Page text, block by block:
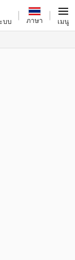
บบ ภาษา เมนู